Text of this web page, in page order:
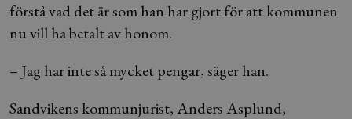
förstå vad det är som han har gjort för att kommunen
nu vill ha betalt av honom.
– Jag har inte så mycket pengar, säger han.
Sandvikens kommunjurist, Anders Asplund,